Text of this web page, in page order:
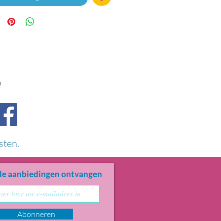
aanbiedingen ontvangen
Abonneren